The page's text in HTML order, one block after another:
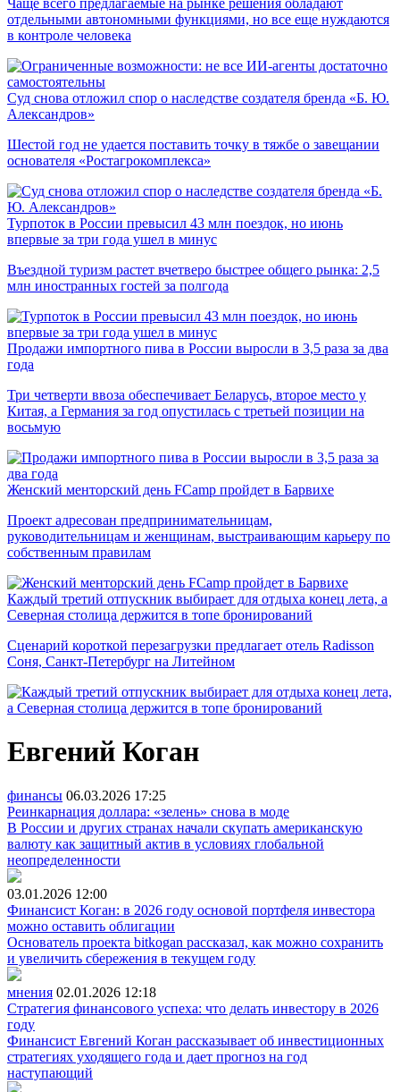
Чаще всего предлагаемые на рынке решения обладают
отдельными автономными функциями, но все еще нуждаются
в контроле человека
Суд снова отложил спор о наследстве создателя бренда «Б. Ю.
Александров»
Шестой год не удается поставить точку в тяжбе о завещании
основателя «Ростагрокомплекса»
Турпоток в России превысил 43 млн поездок, но июнь
впервые за три года ушел в минус
Въездной туризм растет вчетверо быстрее общего рынка: 2,5
млн иностранных гостей за полгода
Продажи импортного пива в России выросли в 3,5 раза за два
года
Три четверти ввоза обеспечивает Беларусь, второе место у
Китая, а Германия за год опустилась с третьей позиции на
восьмую
Женский менторский день FCamp пройдет в Барвихе
Проект адресован предпринимательницам,
руководительницам и женщинам, выстраивающим карьеру по
собственным правилам
Каждый третий отпускник выбирает для отдыха конец лета, а
Северная столица держится в топе бронирований
Сценарий короткой перезагрузки предлагает отель Radisson
Соня, Санкт-Петербург на Литейном
Евгений Коган
финансы 06.03.2026 17:25
Реинкарнация доллара: «зелень» снова в моде
В России и других странах начали скупать американскую
валюту как защитный актив в условиях глобальной
неопределенности
03.01.2026 12:00
Финансист Коган: в 2026 году основой портфеля инвестора
можно оставить облигации
Основатель проекта bitkogan рассказал, как можно сохранить
и увеличить сбережения в текущем году
мнения 02.01.2026 12:18
Стратегия финансового успеха: что делать инвестору в 2026
году
Финансист Евгений Коган рассказывает об инвестиционных
стратегиях уходящего года и дает прогноз на год
наступающий